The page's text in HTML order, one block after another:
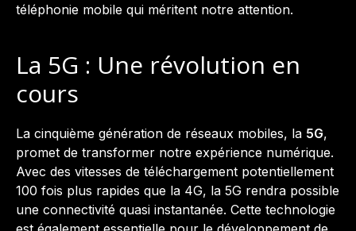
téléphonie mobile qui méritent notre attention.
La 5G : Une révolution en
cours
La cinquième génération de réseaux mobiles, la 5G,
promet de transformer notre expérience numérique.
Avec des vitesses de téléchargement potentiellement
100 fois plus rapides que la 4G, la 5G rendra possible
une connectivité quasi instantanée. Cette technologie